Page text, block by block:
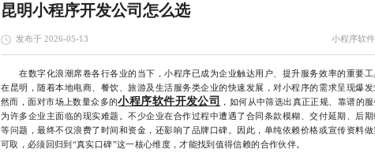
昆明小程序开发公司怎么选
发布于 2026-05-13 小程序软
在数字化浪潮席卷各行各业的当下，小程序已成为企业触达用户、提升服务效率的重要工
在昆明，随着本地电商、餐饮、旅游及生活服务类企业的快速发展，对小程序的需求呈现爆发
然而，面对市场上数量众多的小程序软件开发公司
，如何从中筛选出真正正规、靠谱的
为许多企业主面临的现实难题。不少企业在合作过程中遭遇了合同条款模糊、交付延期、后
等问题，最终不仅浪费了时间和资金，还影响了品牌口碑。因此，单纯依赖价格或宣传资料做
可取，必须回归到“真实口碑”这一核心维度，才能找到值得信赖的合作伙伴。